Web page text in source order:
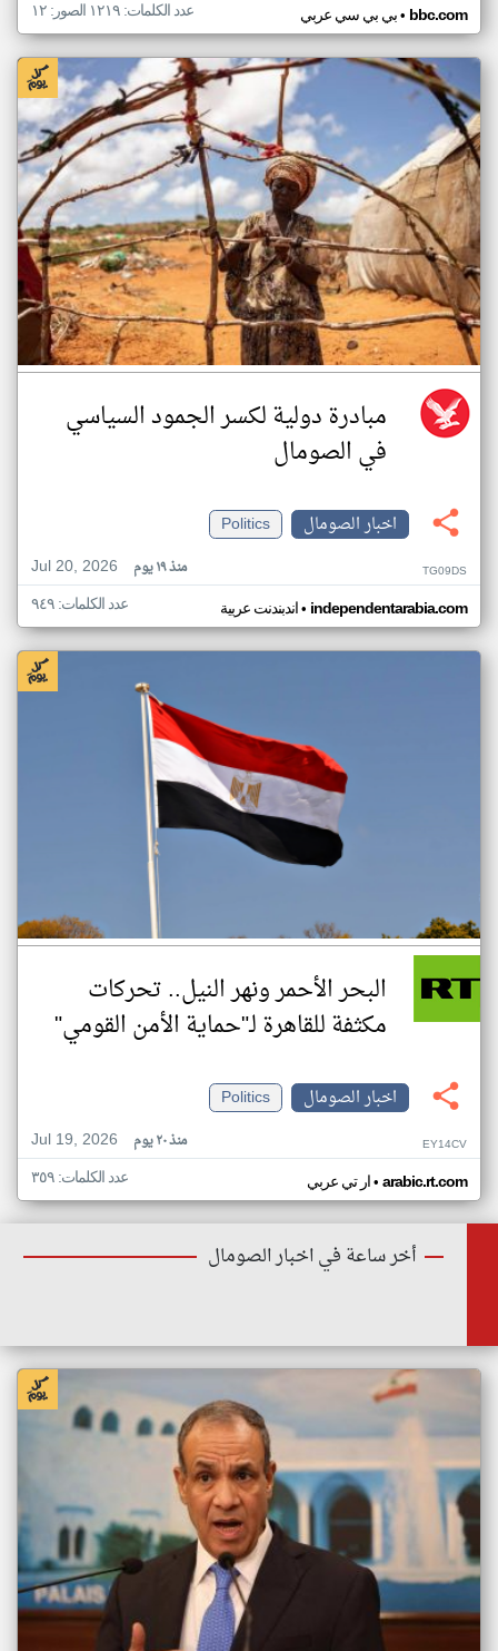
بي بي سي عربي• bbc.com عدد الكلمات: ١٢١٩ الصور: ١٢
مبادرة دولية لكسر الجمود السياسي
في الصومال
اخبار الصومال
Politics
Jul 20, 2026
منذ ١٩ يوم TG09DS
اندبندنت عربية• independentarabia.com عدد الكلمات: ٩٤٩
البحر الأحمر ونهر النيل.. تحركات
مكثفة للقاهرة لـ"حماية الأمن القومي"
اخبار الصومال
Politics
Jul 19, 2026
منذ ٢٠ يوم EY14CV
ار تي عربي• arabic.rt.com عدد الكلمات: ٣٥٩
أخر ساعة في اخبار الصومال